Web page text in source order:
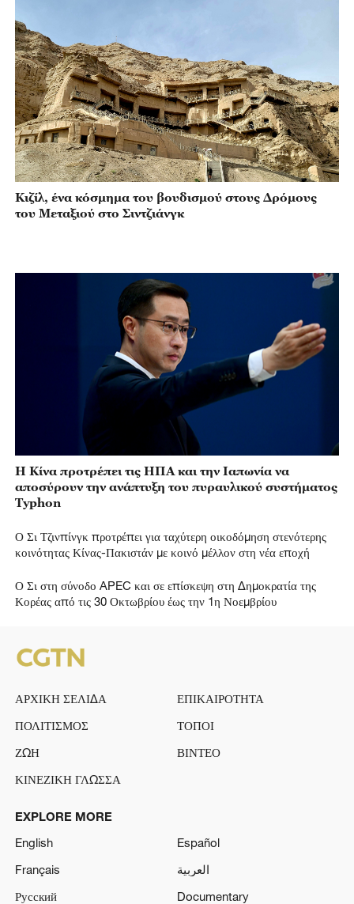
Κιζίλ, ένα κόσμημα του βουδισμού στους Δρόμους
του Μεταξιού στο Σιντζιάνγκ
Η Κίνα προτρέπει τις ΗΠΑ και την Ιαπωνία να
αποσύρουν την ανάπτυξη του πυραυλικού συστήματος
Typhon
Ο Σι Τζινπίνγκ προτρέπει για ταχύτερη οικοδόμηση στενότερης
κοινότητας Κίνας-Πακιστάν με κοινό μέλλον στη νέα εποχή
Ο Σι στη σύνοδο APEC και σε επίσκεψη στη Δημοκρατία της
Κορέας από τις 30 Οκτωβρίου έως την 1η Νοεμβρίου
ΑΡΧΙΚΗ ΣΕΛΙΔΑ
ΕΠΙΚΑΙΡΟΤΗΤΑ
ΠΟΛΙΤΙΣΜΟΣ
ΤΟΠΟΙ
ΖΩΗ
ΒΙΝΤΕΟ
ΚΙΝΕΖΙΚΗ ΓΛΩΣΣΑ
EXPLORE MORE
English
Español
Français
العربية
Русский
Documentary